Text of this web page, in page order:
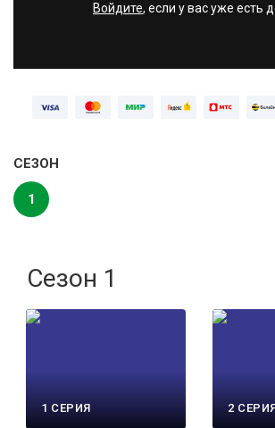
Войдите, если у вас уже есть
СЕЗОН
1
Сезон 1
1 СЕРИЯ 2